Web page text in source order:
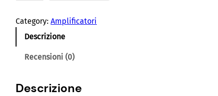
L
I
M
Category: Amplificatori
Descrizione
Recensioni (0)
Descrizione